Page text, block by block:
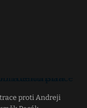
proti Andreji